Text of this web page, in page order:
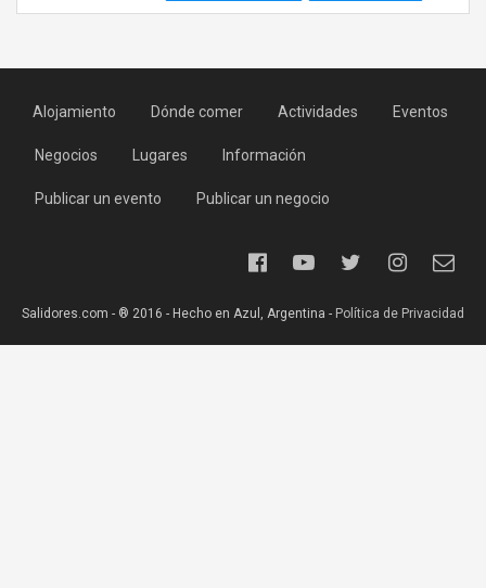
Alojamiento Dónde comer Actividades Eventos
Negocios Lugares Información
Publicar un evento Publicar un negocio
Salidores.com - ® 2016 - Hecho en Azul, Argentina - Política de Privacidad